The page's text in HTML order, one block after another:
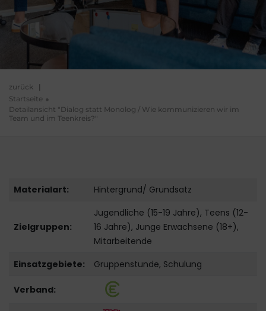
zurück |
Startseite
Detailansicht "Dialog statt Monolog / Wie kommunizieren wir im
Team und im Teenkreis?"
Materialart: Hintergrund/ Grundsatz
Zielgruppen:
Jugendliche (15-19 Jahre), Teens (12-
16 Jahre), Junge Erwachsene (18+),
Mitarbeitende
Einsatzgebiete:
Gruppenstunde, Schulung
Verband: